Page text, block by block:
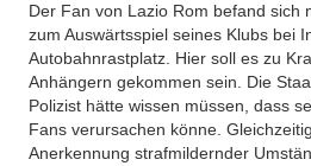
Der Fan von Lazio Rom befand sich
zum Auswärtsspiel seines Klubs bei
Autobahnrastplatz. Hier soll es zu
Anhängern gekommen sein. Die
Polizist hätte wissen müssen, dass
Fans verursachen könne.
Anerkennung strafmildernder